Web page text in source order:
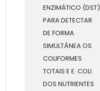
ENZIMÁTICO (DST)
PARA DETECTAR
DE FORMA
SIMULTÂNEA OS
COLIFORMES
TOTAIS E E. COLI.
DOS NUTRIENTES